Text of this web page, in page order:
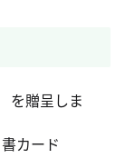
を贈呈しま
カード